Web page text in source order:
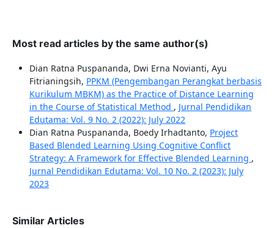
Most read articles by the same author(s)
Dian Ratna Puspananda, Dwi Erna Novianti, Ayu
Fitrianingsih, PPKM (Pengembangan Perangkat berbasis
Kurikulum MBKM) as the Practice of Distance Learning
in the Course of Statistical Method , Jurnal Pendidikan
Edutama: Vol. 9 No. 2 (2022): July 2022
Dian Ratna Puspananda, Boedy Irhadtanto, Project
Based Blended Learning Using Cognitive Conflict
Strategy: A Framework for Effective Blended Learning ,
Jurnal Pendidikan Edutama: Vol. 10 No. 2 (2023): July
2023
Similar Articles